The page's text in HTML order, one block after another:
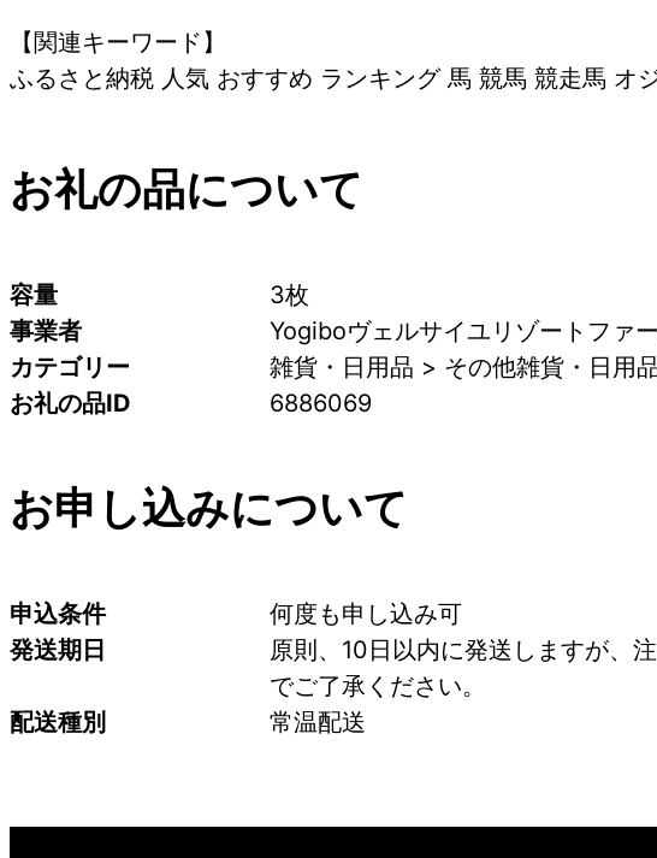
【関連キーワード】
ふるさと納税 人気 おすすめ ランキング 馬 競馬 競走馬 オ
お礼の品について
容量
3枚
事業者
Yogiboヴェルサイユリゾートファ
カテゴリー
雑貨・日用品 > その他雑貨・日用
お礼の品ID
6886069
お申し込みについて
申込条件
何度も申し込み可
発送期日
原則、10日以内に発送しますが、
でご了承ください。
配送種別
常温配送